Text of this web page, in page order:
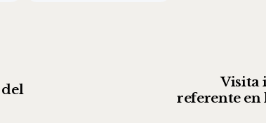
Visita
referente en